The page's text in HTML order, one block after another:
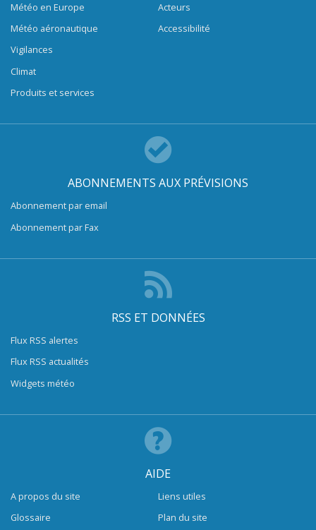
Météo en Europe
Météo aéronautique
Vigilances
Climat
Produits et services
Acteurs
Accessibilité
ABONNEMENTS AUX PRÉVISIONS
Abonnement par email
Abonnement par Fax
RSS ET DONNÉES
Flux RSS alertes
Flux RSS actualités
Widgets météo
AIDE
A propos du site
Glossaire
Liens utiles
Plan du site